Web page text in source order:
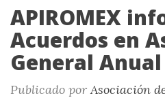
APIROMEX
Acuerdos en
General
Publicado porAsociación